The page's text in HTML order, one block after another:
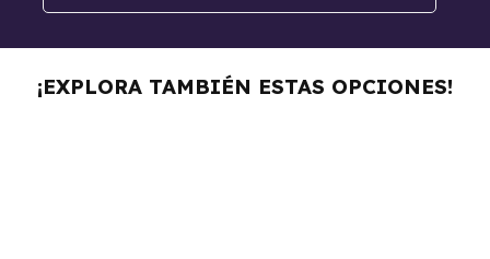
¡EXPLORA TAMBIÉN ESTAS OPCIONES!
Microblading
Diseño De Cejas Con